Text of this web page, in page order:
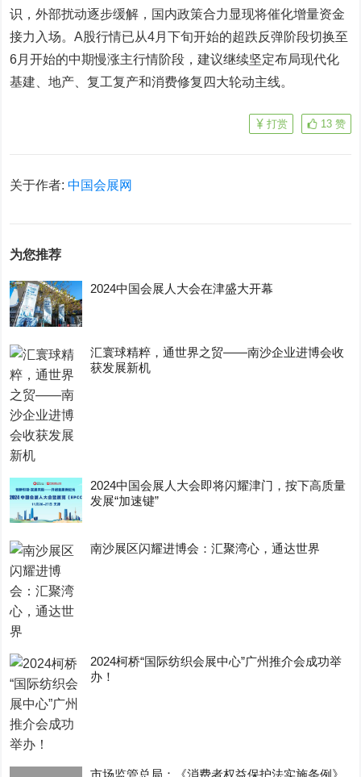
识，外部扰动逐步缓解，国内政策合力显现将催化增量资金
接力入场。A股行情已从4月下旬开始的超跌反弹阶段切换至
6月开始的中期慢涨主行情阶段，建议继续坚定布局现代化
基建、地产、复工复产和消费修复四大轮动主线。
13 赞
打赏
关于作者:中国会展网
为您推荐
2024中国会展人大会在津盛大开幕
汇寰球精粹，通世界之贸——南沙企业进博会收
获发展新机
2024中国会展人大会即将闪耀津门，按下高质量
发展“加速键”
南沙展区闪耀进博会：汇聚湾心，通达世界
2024柯桥“国际纺织会展中心”广州推介会成功举
办！